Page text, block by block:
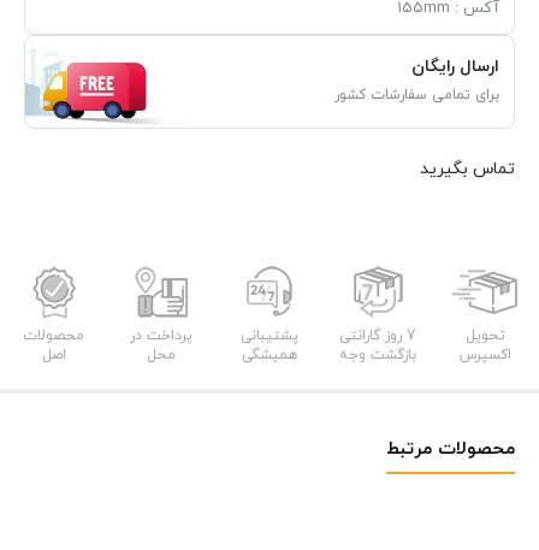
آکس : 155mm
ارسال رایگان
برای تمامی سفارشات کشور
تماس بگیرید
تحویل
اکسپرس
7 روز گارانتی
بازگشت وجه
پشتیبانی
همیشگی
پرداخت در
محل
محصولات
اصل
محصولات مرتبط